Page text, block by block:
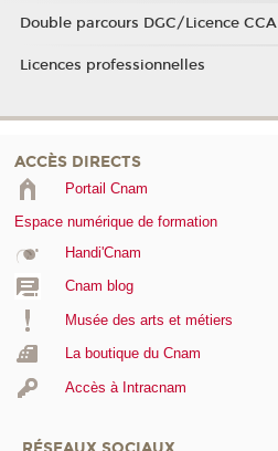
Double parcours DGC/Licence CCA
Licences professionnelles
ACCÈS DIRECTS
Portail Cnam
Espace numérique de formation
Handi'Cnam
Cnam blog
Musée des arts et métiers
La boutique du Cnam
Accès à Intracnam